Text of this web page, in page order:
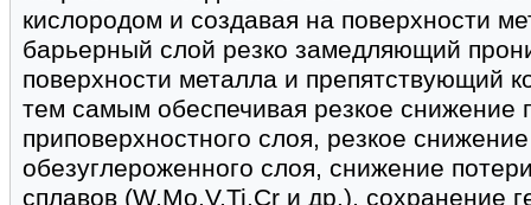
кислородом и создавая на поверхности
барьерный слой резко замедляющий
поверхности металла и препятствующий
тем самым обеспечивая резкое снижение
приповерхностного слоя, резкое
обезуглероженного слоя, снижение
сплавов (W,Mo,V,Ti,Cr и др.), сохранение